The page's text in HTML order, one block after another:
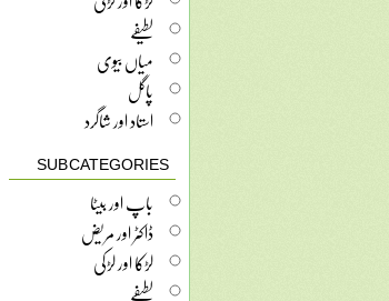
لطیفے
میاں بیوی
پاگل
استاد اور شاگرد
SUB CATEGORIES
باپ اور بیٹا
ڈاکٹر اور مریض
لڑکا اور لڑکی